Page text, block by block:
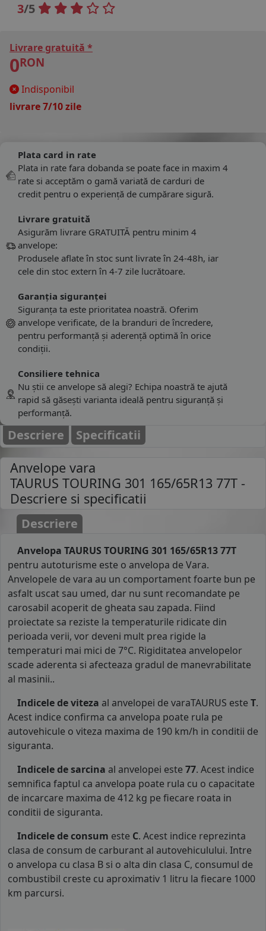
3/5
Livrare gratuită *
0RON
Indisponibil
livrare 7/10 zile
Plata card in rate
Plata in rate fara dobanda se poate face in maxim 4
rate si acceptăm o gamă variată de carduri de
credit pentru o experiență de cumpărare sigură.
Livrare gratuită
Asigurăm livrare GRATUITĂ pentru minim 4
anvelope:
Produsele aflate în stoc sunt livrate în 24-48h, iar
cele din stoc extern în 4-7 zile lucrătoare.
Garanția siguranței
Siguranța ta este prioritatea noastră. Oferim
anvelope verificate, de la branduri de încredere,
pentru performanță și aderență optimă în orice
condiții.
Consiliere tehnica
Nu știi ce anvelope să alegi? Echipa noastră te ajută
rapid să găsești varianta ideală pentru siguranță și
performanță.
Descriere Specificatii
Anvelope vara
TAURUS TOURING 301 165/65R13 77T -
Descriere si specificatii
Descriere
Anvelopa TAURUS TOURING 301 165/65R13 77T
pentru autoturisme este o anvelopa de Vara.
Anvelopele de vara au un comportament foarte bun pe
asfalt uscat sau umed, dar nu sunt recomandate pe
carosabil acoperit de gheata sau zapada. Fiind
proiectate sa reziste la temperaturile ridicate din
perioada verii, vor deveni mult prea rigide la
temperaturi mai mici de 7°C. Rigiditatea anvelopelor
scade aderenta si afecteaza gradul de manevrabilitate
al masinii..
Indicele de viteza al anvelopei de varaTAURUS este T.
Acest indice confirma ca anvelopa poate rula pe
autovehicule o viteza maxima de 190 km/h in conditii de
siguranta.
Indicele de sarcina al anvelopei este 77. Acest indice
semnifica faptul ca anvelopa poate rula cu o capacitate
de incarcare maxima de 412 kg pe fiecare roata in
conditii de siguranta.
Indicele de consum este C. Acest indice reprezinta
clasa de consum de carburant al autovehiculului. Intre
o anvelopa cu clasa B si o alta din clasa C, consumul de
combustibil creste cu aproximativ 1 litru la fiecare 1000
km parcursi.